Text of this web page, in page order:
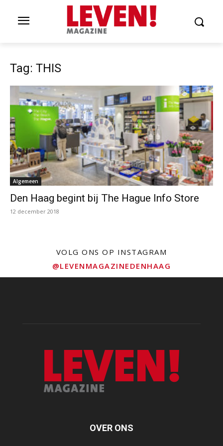
Tag: THIS
Algemeen
Den Haag begint bij The Hague Info Store
12 december 2018
VOLG ONS OP INSTAGRAM
@LEVENMAGAZINEDENHAAG
OVER ONS